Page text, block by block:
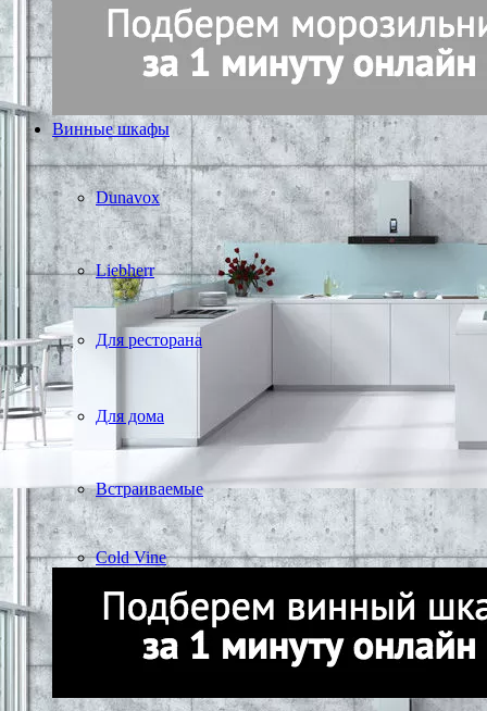
Винные шкафы
Dunavox
Liebherr
Для ресторана
Для дома
Встраиваемые
Cold Vine